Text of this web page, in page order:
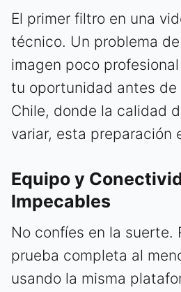
El primer filtro en una
técnico. Un problema
imagen poco
tu oportunidad antes de
Chile, donde la calidad
variar, esta preparación
Equipo y
Impecables
No confíes en la suerte.
prueba completa al
usando la misma